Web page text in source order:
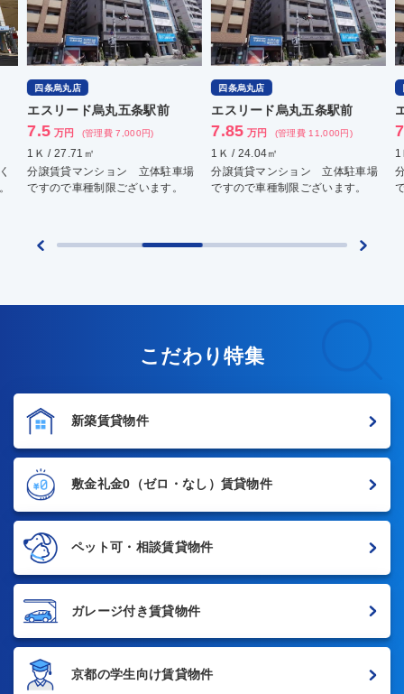
四条烏丸店
エスリード烏丸五条駅前
7.5 万円 (管理費 7,000円)
1Ｋ / 27.71㎡
分譲賃貸マンション 立体駐車場
ですので車種制限ございます。
四条烏丸店
エスリード烏丸五条駅前
7.85 万円 (管理費 11,000円)
1Ｋ / 24.04㎡
分譲賃貸マンション 立体駐車場
ですので車種制限ございます。
エ
7.8
1
分
で
こだわり特集
新築賃貸物件
敷金礼金0 （ゼロ・なし）賃貸物件
ペット可・相談賃貸物件
ガレージ付き賃貸物件
京都の学生向け賃貸物件